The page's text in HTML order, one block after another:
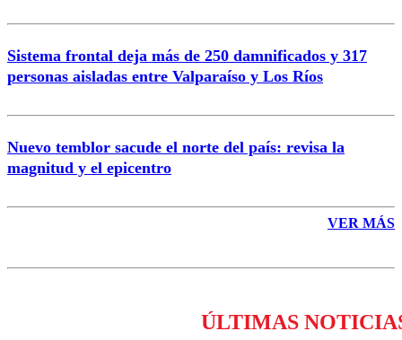
Sistema frontal deja más de 250 damnificados y 317
personas aisladas entre Valparaíso y Los Ríos
Nuevo temblor sacude el norte del país: revisa la
magnitud y el epicentro
VER MÁS
ÚLTIMAS